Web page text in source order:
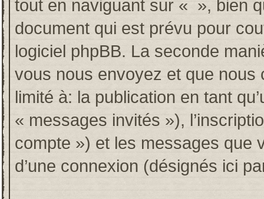
tout en naviguant sur « », bien
document qui est prévu pour
logiciel phpBB. La seconde
vous nous envoyez et que nous
limité à: la publication en tant
« messages invités »),
compte ») et les messages que
d’une connexion (désignés ici